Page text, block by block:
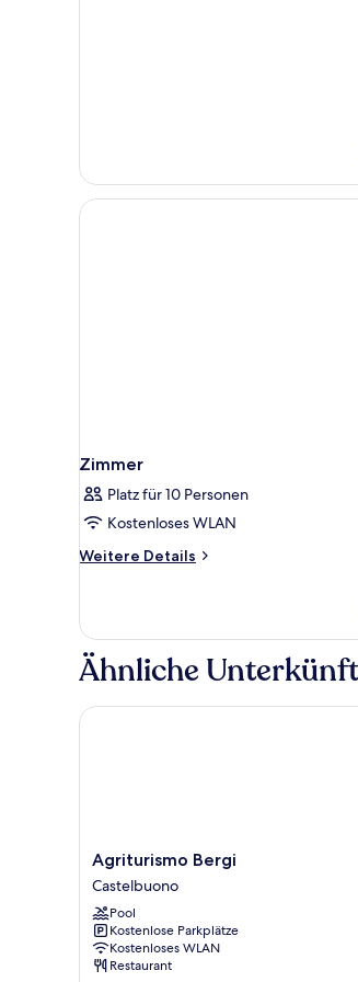
Zimmer
Platz für 10 Personen
Kostenloses WLAN
Weitere Details
Weitere
Ähnliche
Agriturismo
Bergi
Castelbuono
Agriturismo Bergi
Castelbuono
Pool
Kostenlose Parkplätze
Kostenloses WLAN
Restaurant
Agriturismo Bergi